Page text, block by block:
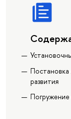
Постановка
развития